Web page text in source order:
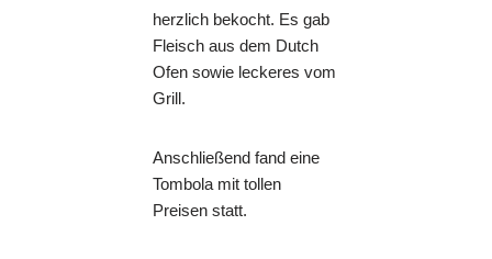
herzlich bekocht. Es gab
Fleisch aus dem Dutch
Ofen sowie leckeres vom
Grill.
Anschließend fand eine
Tombola mit tollen
Preisen statt.